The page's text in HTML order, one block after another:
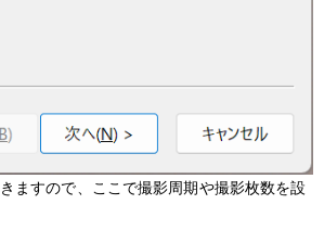
ますので、ここで撮影周期や撮影枚数を設